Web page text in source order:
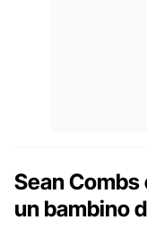
Sean Combs
un bambino